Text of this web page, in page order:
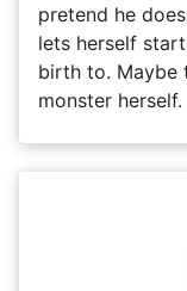
pretend he
lets herself
birth to. Maybe
monster herself.